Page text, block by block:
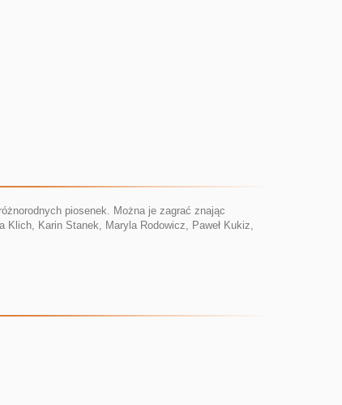
piosenek. Można je zagrać znając
Karin Stanek, Maryla Rodowicz, Paweł Kukiz,